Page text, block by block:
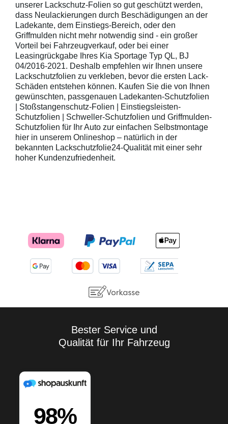
unserer Lackschutz-Folien so gut geschützt werden,
dass Neulackierungen durch Beschädigungen an der
Ladekante, dem Einstiegs-Bereich, oder den
Griffmulden nicht mehr notwendig sind - ein großer
Vorteil bei Fahrzeugverkauf, oder bei einer
Leasingrückgabe Ihres Kia Sportage Typ QL, BJ
04/2016-2021. Deshalb empfehlen wir Ihnen unsere
Lackschutzfolien zu verkleben, bevor die ersten Lack-
Schäden entstehen können. Kaufen Sie die von Ihnen
gewünschten, passgenauen Ladekanten-Schutzfolien
| Stoßstangenschutz-Folien | Einstiegsleisten-
Schutzfolien | Schweller-Schutzfolien und Griffmulden-
Schutzfolien für Ihr Auto zur einfachen Selbstmontage
hier in unserem Onlineshop – natürlich in der
bekannten Lackschutzfolie24-Qualität mit einer sehr
hoher Kundenzufriedenheit.
Bester Service und
Qualität für Ihr Fahrzeug